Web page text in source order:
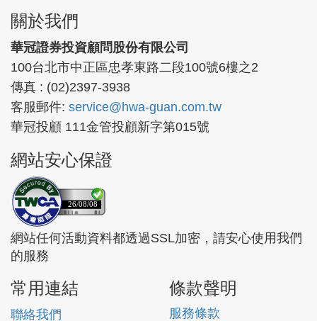
關於我們
華冠證券投資顧問股份有限公司
100台北市中正區忠孝東路二段100號6樓之2
傳真 : (02)2397-3938
客服郵件: service@hwa-guan.com.tw
華冠投顧 111金管投顧新字第015號
網站安心保證
26/08/08
網站任何活動資料都透過SSL加密，請安心使用我們
的服務
常用連結
聯絡我們
條款聲明
服務條款